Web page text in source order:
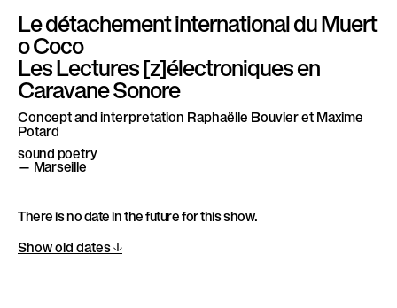
m
e
P
a
r
a
l
è
l
e
Le détachement international du Muert
o Coco
Les Lectures [z]électroniques en
Caravane Sonore
Concept and interpretation Raphaëlle Bouvier et Maxime
Potard
sound poetry
— Marseille
There is no date in the future for this show.
Show old dates